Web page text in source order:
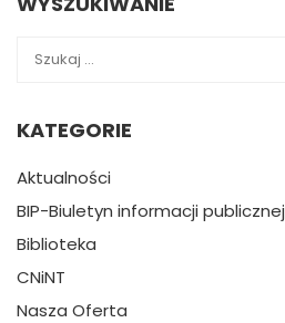
KATEGORIE
Aktualności
BIP-Biuletyn informacji publicznej
Biblioteka
CNiNT
Nasza Oferta